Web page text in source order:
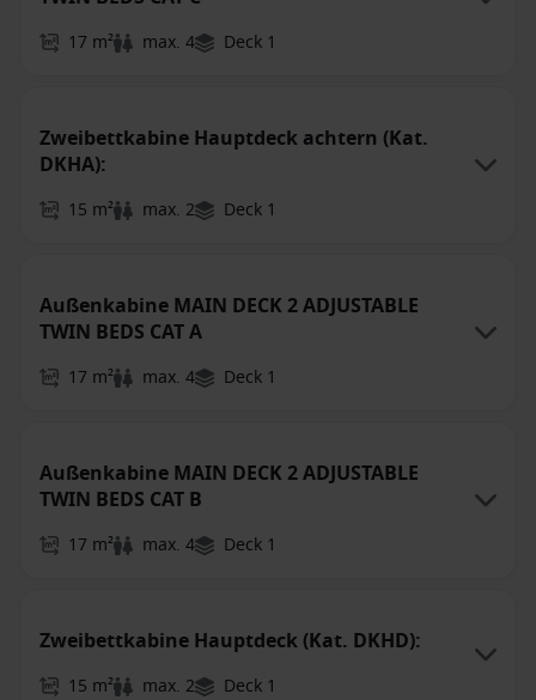
17 m² max. 4 Deck 1
Zweibettkabine Hauptdeck achtern (Kat.
DKHA):
15 m² max. 2 Deck 1
Außenkabine MAIN DECK 2 ADJUSTABLE
TWIN BEDS CAT A
17 m² max. 4 Deck 1
Außenkabine MAIN DECK 2 ADJUSTABLE
TWIN BEDS CAT B
17 m² max. 4 Deck 1
Zweibettkabine Hauptdeck (Kat. DKHD):
15 m² max. 2 Deck 1